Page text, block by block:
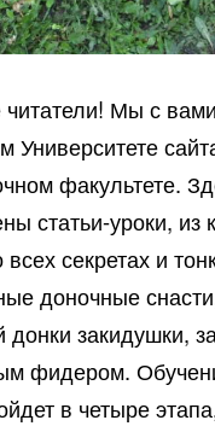
Мы с
Университете
факультете.
статьи-уроки, из
всех секретах и
доночные
донки закидушки,
фидером.
в четыре